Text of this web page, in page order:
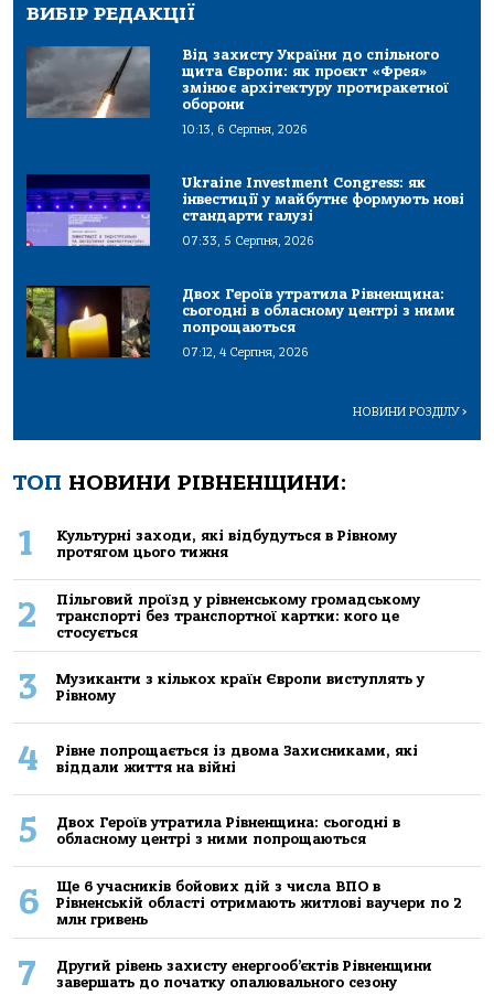
ВИБІР РЕДАКЦІЇ
Від захисту України до спільного
щита Європи: як проєкт «Фрея»
змінює архітектуру протиракетної
оборони
10:13, 6 Серпня, 2026
Ukraine Investment Congress: як
інвестиції у майбутнє формують нові
стандарти галузі
07:33, 5 Серпня, 2026
Двох Героїв утратила Рівненщина:
сьогодні в обласному центрі з ними
попрощаються
07:12, 4 Серпня, 2026
НОВИНИ РОЗДІЛУ>
ТОП НОВИНИ РІВНЕНЩИНИ:
1
Культурні заходи, які відбудуться в Рівному
протягом цього тижня
2
Пільговий проїзд у рівненському громадському
транспорті без транспортної картки: кого це
стосується
3
Музиканти з кількох країн Європи виступлять у
Рівному
4
Рівне попрощається із двома Захисниками, які
віддали життя на війні
5
Двох Героїв утратила Рівненщина: сьогодні в
обласному центрі з ними попрощаються
6
Ще 6 учасників бойових дій з числа ВПО в
Рівненській області отримають житлові ваучери по 2
млн гривень
7
Другий рівень захисту енергооб’єктів Рівненщини
завершать до початку опалювального сезону